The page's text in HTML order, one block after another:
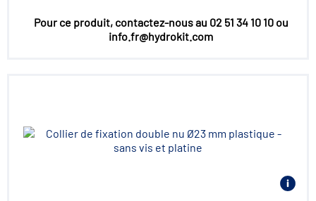
Pour ce produit, contactez-nous au 02 51 34 10 10 ou
info.fr@hydrokit.com